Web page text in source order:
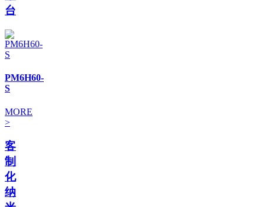
台
PM6H60-
S
MORE
>
客
制
化
纳